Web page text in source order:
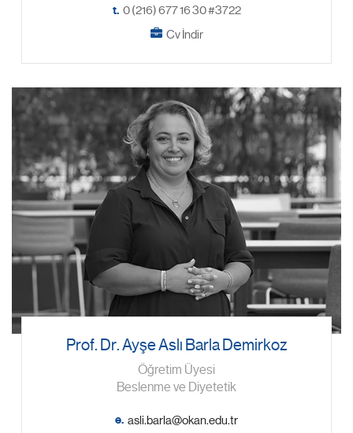
t. 0 (216) 677 16 30 #3722
Cv İndir
Prof. Dr. Ayşe Aslı Barla Demirkoz
Öğretim Üyesi
Beslenme ve Diyetetik
e.